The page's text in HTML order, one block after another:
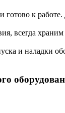
готово к
всегда
и наладки